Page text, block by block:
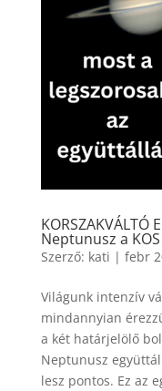
KORSZAKVÁLTÓ
Neptunusz a
Szerző: kati | febr
Világunk intenzív
mindannyian
a két határjelölő
Neptunusz
lesz pontos. Ez az